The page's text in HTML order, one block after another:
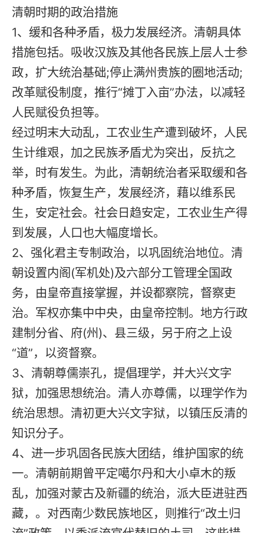
清朝时期的政治措施
1、缓和各种矛盾，极力发展经济。清朝具体
措施包括。吸收汉族及其他各民族上层人士参
政，扩大统治基础;停止满州贵族的圈地活动;
改革赋役制度，推行“摊丁入亩”办法，以减轻
人民赋役负担等。
经过明末大动乱，工农业生产遭到破坏，人民
生计维艰，加之民族矛盾尤为突出，反抗之
举，时有发生。为此，清朝统治者采取缓和各
种矛盾，恢复生产，发展经济，藉以维系民
生，安定社会。社会日趋安定，工农业生产得
到发展，人口也大幅度增长。
2、强化君主专制政治，以巩固统治地位。清
朝设置内阁(军机处)及六部分工管理全国政
务，由皇帝直接掌握，并设都察院，督察吏
治。军权亦集中中央，由皇帝控制。地方行政
建制分省、府(州)、县三级，另于府之上设
“道”，以资督察。
3、清朝尊儒崇孔，提倡理学，并大兴文字
狱，加强思想统治。清人亦尊儒，以理学作为
统治思想。清初更大兴文字狱，以镇压反清的
知识分子。
4、进一步巩固各民族大团结，维护国家的统
一。清朝前期曾平定噶尔丹和大小卓木的叛
乱，加强对蒙古及新疆的统治，派大臣进驻西
藏，。对西南少数民族地区，则推行“改土归